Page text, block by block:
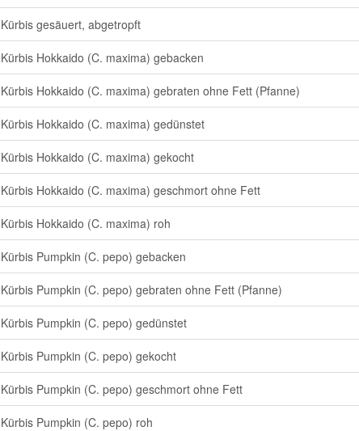
Kürbis gesäuert, abgetropft
Kürbis Hokkaido (C. maxima) gebacken
Kürbis Hokkaido (C. maxima) gebraten ohne Fett (Pfanne)
Kürbis Hokkaido (C. maxima) gedünstet
Kürbis Hokkaido (C. maxima) gekocht
Kürbis Hokkaido (C. maxima) geschmort ohne Fett
Kürbis Hokkaido (C. maxima) roh
Kürbis Pumpkin (C. pepo) gebacken
Kürbis Pumpkin (C. pepo) gebraten ohne Fett (Pfanne)
Kürbis Pumpkin (C. pepo) gedünstet
Kürbis Pumpkin (C. pepo) gekocht
Kürbis Pumpkin (C. pepo) geschmort ohne Fett
Kürbis Pumpkin (C. pepo) roh